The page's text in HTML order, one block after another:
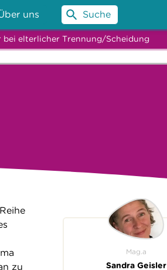
uns Suche
bei elterlicher Trennung/Scheidung
zu
Mag.a
Sandra Geisler